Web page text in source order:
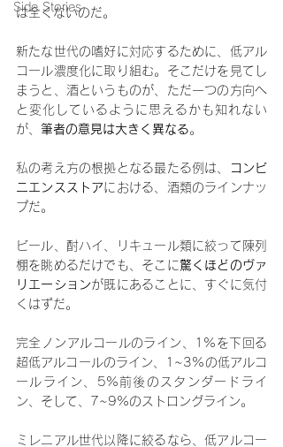
Side Stories
は全くないのだ。
新たな世代の嗜好に対応するために、低アル
コール濃度化に取り組む。そこだけを見てし
まうと、酒というものが、ただ一つの方向へ
と変化しているように思えるかも知れない
が、 筆者の意見は大きく異なる。
私の考え方の根拠となる最たる例は、
コンビ
ニエンスストアにおける、酒類のラインナッ
プだ。
ビール、酎ハイ、リキュール類に絞って陳列
棚を眺めるだけでも、そこに驚くほどのヴァ
リエーションが既にあることに、すぐに気付
くはずだ。
完全ノンアルコールのライン、1%を下回る
超低アルコールのライン、1~3%の低アルコ
ールライン、5%前後のスタンダードライ
ン、そして、7~9%のストロングライン。
ミレニアル世代以降に絞るなら、低アルコー